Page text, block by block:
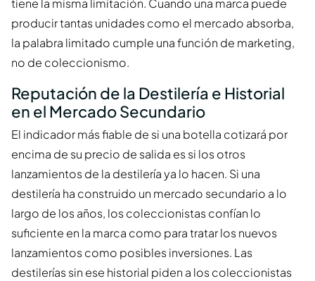
producir tantas unidades como el mercado absorba,
la palabra limitado cumple una función de marketing,
no de coleccionismo.
Reputación de la Destilería e Historial
en el Mercado Secundario
El indicador más fiable de si una botella cotizará por
encima de su precio de salida es si los otros
lanzamientos de la destilería ya lo hacen. Si una
destilería ha construido un mercado secundario a lo
largo de los años, los coleccionistas confían lo
suficiente en la marca como para tratar los nuevos
lanzamientos como posibles inversiones. Las
destilerías sin ese historial piden a los coleccionistas